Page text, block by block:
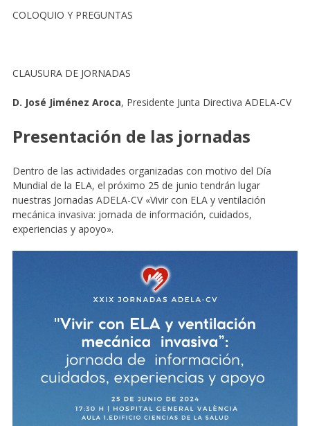
COLOQUIO Y PREGUNTAS
CLAUSURA DE JORNADAS
D. José Jiménez Aroca, Presidente Junta Directiva ADELA-CV
Presentación de las jornadas
Dentro de las actividades organizadas con motivo del Día
Mundial de la ELA, el próximo 25 de junio tendrán lugar
nuestras Jornadas ADELA-CV «Vivir con ELA y ventilación
mecánica invasiva: jornada de información, cuidados,
experiencias y apoyo».